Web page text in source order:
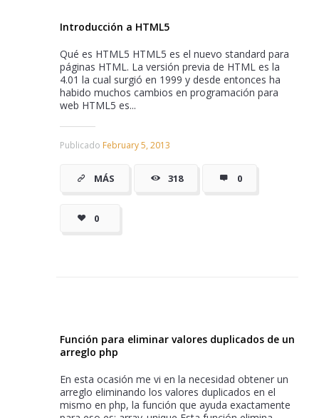
Introducción a HTML5
Qué es HTML5 HTML5 es el nuevo standard para
páginas HTML. La versión previa de HTML es la
4.01 la cual surgió en 1999 y desde entonces ha
habido muchos cambios en programación para
web HTML5 es...
Publicado February 5, 2013
MÁS 318 0
0
Función para eliminar valores duplicados de un
arreglo php
En esta ocasión me vi en la necesidad obtener un
arreglo eliminando los valores duplicados en el
mismo en php, la función que ayuda exactamente